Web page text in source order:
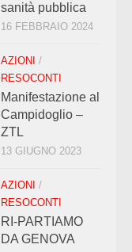
sanità pubblica
16 FEBBRAIO 2024
AZIONI /
RESOCONTI
Manifestazione al
Campidoglio –
ZTL
13 GIUGNO 2023
AZIONI /
RESOCONTI
RI-PARTIAMO
DA GENOVA